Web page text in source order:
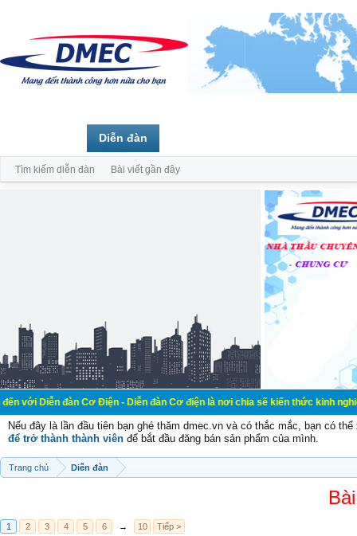
đàn Cơ Điện - Diễn đàn Cơ điện là nơi chia sẽ kiến thức kinh nghiệm
Nếu đây là lần đầu tiên bạn ghé thăm dmec.vn và có thắc mắc, bạn có
để trở thành thành viên để bắt đầu đăng bán sản phẩm của mình.
Trang chủ Diễn đàn
1 2 3 4 5 6 → 10 Tiếp >
Diễn đàn
Tìm kiếm diễn đàn Bài viết gần đây